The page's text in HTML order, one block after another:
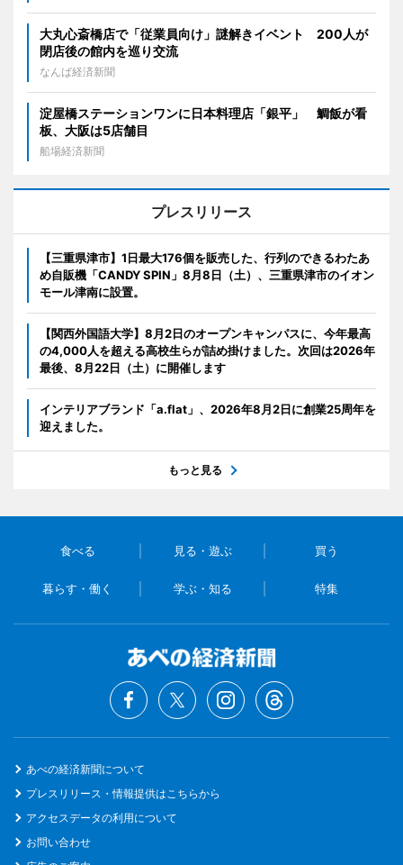
大丸心斎橋店で「従業員向け」謎解きイベント 200人が
閉店後の館内を巡り交流
なんば経済新聞
淀屋橋ステーションワンに日本料理店「銀平」 鯛飯が看
板、大阪は5店舗目
船場経済新聞
プレスリリース
【三重県津市】1日最大176個を販売した、行列のできるわたあ
め自販機「CANDY SPIN」8月8日（土）、三重県津市のイオン
モール津南に設置。
【関西外国語大学】8月2日のオープンキャンパスに、今年最高
の4,000人を超える高校生らが詰め掛けました。次回は2026年
最後、8月22日（土）に開催します
インテリアブランド「a.flat」、2026年8月2日に創業25周年を
迎えました。
もっと見る
食べる 見る・遊ぶ 買う
暮らす・働く 学ぶ・知る 特集
あべの経済新聞について
プレスリリース・情報提供はこちらから
アクセスデータの利用について
お問い合わせ